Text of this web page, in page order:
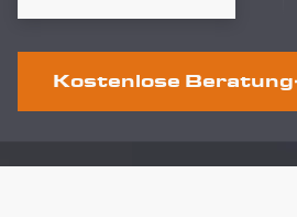
Kostenlose Beratung